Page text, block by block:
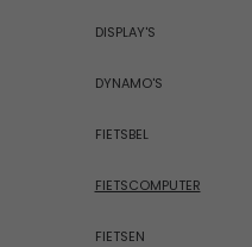
DISPLAY'S
DYNAMO'S
FIETSBEL
FIETSCOMPUTER
FIETSEN